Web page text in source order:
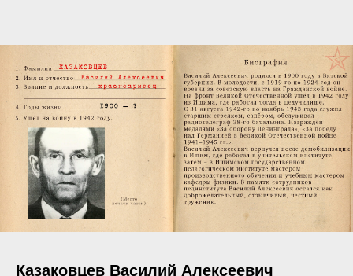
Казаковцев Василий Алексеевич